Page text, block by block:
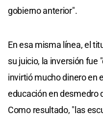
gobierno anterior".
En esa misma línea, el
su juicio, la inversión fue
invirtió mucho dinero en
educación en desmedro
Como resultado, "las